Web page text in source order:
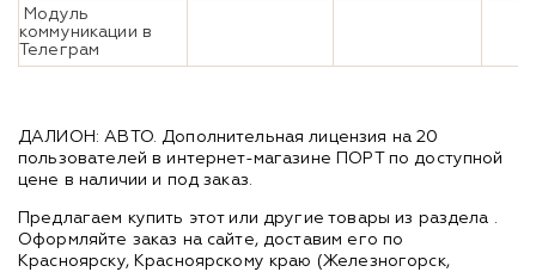
Модуль
коммуникации в
Телеграм
ДАЛИОН: АВТО. Дополнительная лицензия на 20
пользователей в интернет-магазине ПОРТ по доступной
цене в наличии и под заказ.
Предлагаем купить этот или другие товары из раздела .
Оформляйте заказ на сайте, доставим его по
Красноярску, Красноярскому краю (Железногорск,